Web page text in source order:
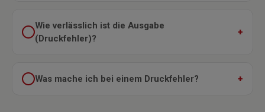
Wie verlässlich ist die Ausgabe
(Druckfehler)?
Was mache ich bei einem Druckfehler?